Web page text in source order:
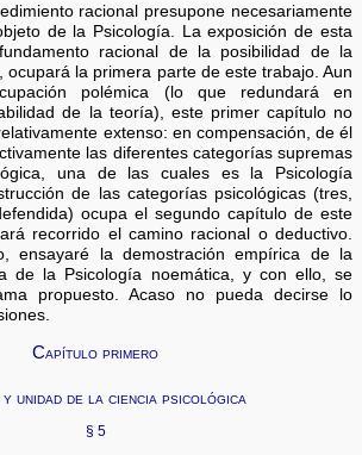
racional presupone necesariamente
de la Psicología. La exposición de esta
racional de la posibilidad de la
ocupará la primera parte de este trabajo. Aun
polémica (lo que redundará en
de la teoría), este primer capítulo no
extenso: en compensación, de él
las diferentes categorías supremas
una de las cuales es la Psicología
de las categorías psicológicas (tres,
ocupa el segundo capítulo de este
recorrido el camino racional o deductivo.
ensayaré la demostración empírica de la
de la Psicología noemática, y con ello, se
propuesto. Acaso no pueda decirse lo
Capítulo primero
unidad de la ciencia psicológica
§ 5